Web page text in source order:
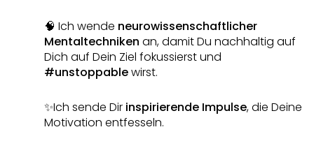
🧠 Ich wende neurowissenschaftlicher
Mentaltechniken an, damit Du nachhaltig auf
#unstoppable wirst.
✨Ich sende Dir inspirierende Impulse, die Deine
Motivation entfesseln.